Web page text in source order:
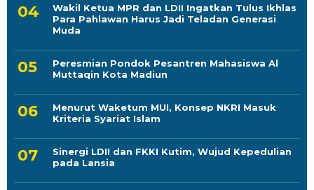
Wakil Ketua MPR dan LDII Ingatkan Tulus Ikhlas
Para Pahlawan Harus Jadi Teladan Generasi
Muda
Peresmian Pondok Pesantren Mahasiswa Al
Muttaqin Kota Madiun
Menurut Waketum MUI, Konsep NKRI Masuk
Kriteria Syariat Islam
Sinergi LDII dan FKKI Kutim, Wujud Kepedulian
pada Lansia